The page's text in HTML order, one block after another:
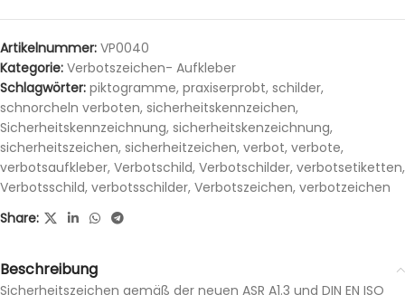
Artikelnummer: VP0040
Kategorie: Verbotszeichen- Aufkleber
Schlagwörter: piktogramme, praxiserprobt, schilder,
schnorcheln verboten, sicherheitskennzeichen,
Sicherheitskennzeichnung, sicherheitskenzeichnung,
sicherheitszeichen, sicherheitzeichen, verbot, verbote,
verbotsaufkleber, Verbotschild, Verbotschilder, verbotsetiketten,
Verbotsschild, verbotsschilder, Verbotszeichen, verbotzeichen
Share:
Beschreibung
Sicherheitszeichen gemäß der neuen ASR A1.3 und DIN EN ISO